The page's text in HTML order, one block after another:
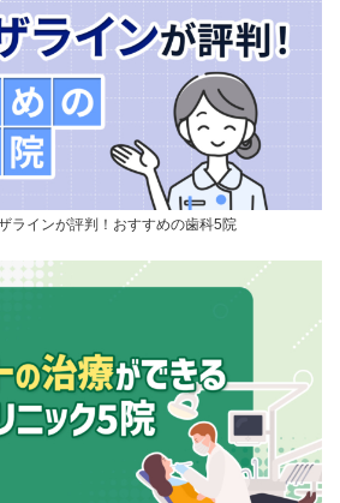
ラインが評判！おすすめの歯科5院